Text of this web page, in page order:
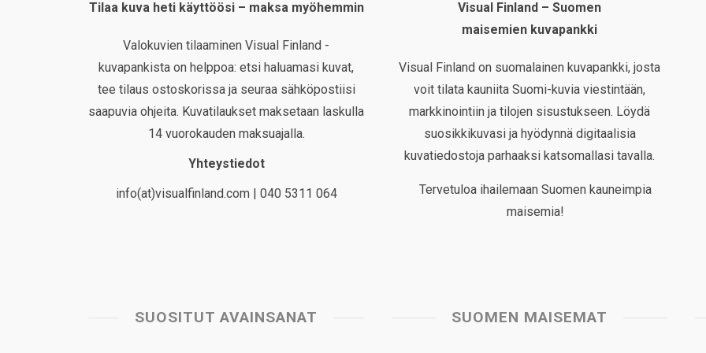
Tilaa kuva heti käyttöösi – maksa myöhemmin
Valokuvien tilaaminen Visual Finland -
kuvapankista on helppoa: etsi haluamasi kuvat,
tee tilaus ostoskorissa ja seuraa sähköpostiisi
saapuvia ohjeita. Kuvatilaukset maksetaan laskulla
14 vuorokauden maksuajalla.
Yhteystiedot
info(at)visualfinland.com | 040 5311 064
Visual Finland – Suomen
maisemien kuvapankki
Visual Finland on suomalainen kuvapankki, josta
voit tilata kauniita Suomi-kuvia viestintään,
markkinointiin ja tilojen sisustukseen. Löydä
suosikkikuvasi ja hyödynnä digitaalisia
kuvatiedostoja parhaaksi katsomallasi tavalla.
Tervetuloa ihailemaan Suomen kauneimpia
maisemia!
SUOSITUT AVAINSANAT SUOMEN MAISEMAT